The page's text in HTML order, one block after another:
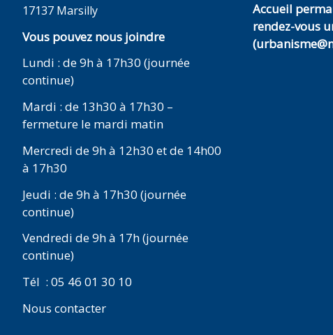
17137 Marsilly
Vous pouvez nous joindre
Lundi : de 9h à 17h30 (journée
continue)
Mardi : de 13h30 à 17h30 –
fermeture le mardi matin
Mercredi de 9h à 12h30 et de 14h00
à 17h30
Jeudi : de 9h à 17h30 (journée
continue)
Vendredi de 9h à 17h (journée
continue)
Tél : 05 46 01 30 10
Nous contacter
Accueil
rendez-vous